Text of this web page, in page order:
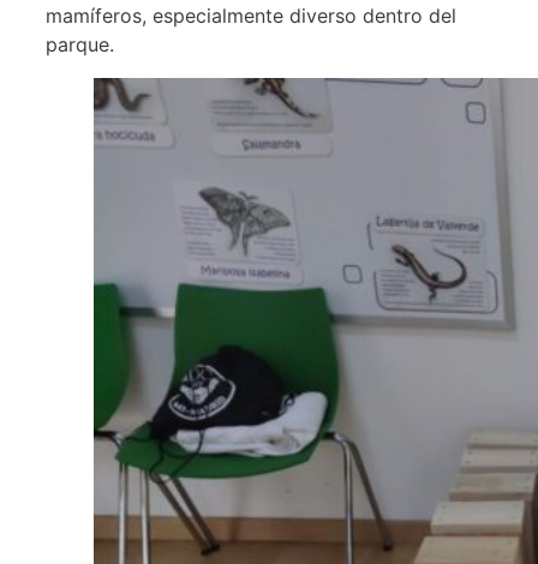
mamíferos, especialmente diverso dentro del
parque.